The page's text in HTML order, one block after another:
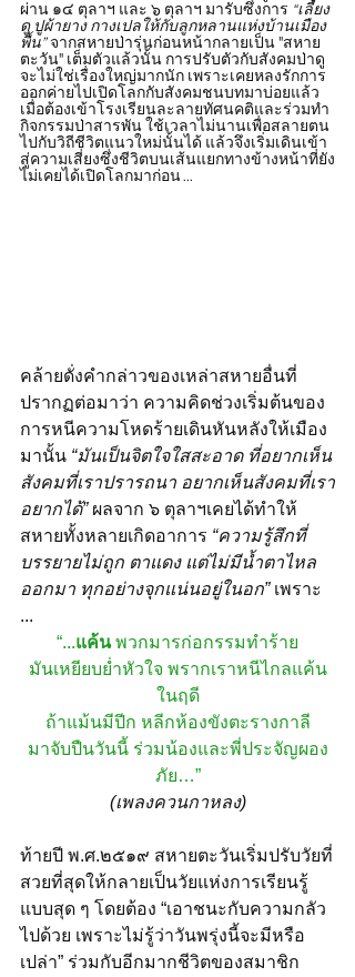
ผ่าน ๑๔ ตุลาฯ และ ๖ ตุลาฯ มารับซึ่งการ “เลี้ยง
ดู ปูผ้ายาง กางเปลให้กับลูกหลานแห่งบ้านเมือง
พื้น” จากสหายป่ารุ่นก่อนหน้ากลายเป็น "สหาย
ตะวัน" เต็มตัวแล้วนั้น การปรับตัวกับสังคมป่าดู
จะไม่ใช่เรื่องใหญ่มากนัก เพราะเคยหลงรักการ
ออกค่ายไปเปิดโลกกับสังคมชนบทมาบ่อยแล้ว
เมื่อต้องเข้าโรงเรียนละลายทัศนคติและร่วมทำ
กิจกรรมป่าสารพัน ใช้เวลาไม่นานเพื่อสลายตน
ไปกับวิถีชีวิตแนวใหม่นั้นได้ แล้วจึงเริ่มเดินเข้า
สู่ความเสี่ยงซึ่งชีวิตบนเส้นแยกทางข้างหน้าที่ยัง
ไม่เคยได้เปิดโลกมาก่อน ...
คล้ายดั่งคำกล่าวของเหล่าสหายอื่นที่
ปรากฏต่อมาว่า ความคิดช่วงเริ่มต้นของ
การหนีความโหดร้ายเดินหันหลังให้เมือง
มานั้น “มันเป็นจิตใจใสสะอาด ที่อยากเห็น
สังคมที่เราปรารถนา อยากเห็นสังคมที่เรา
อยากได้” ผลจาก ๖ ตุลาฯเคยได้ทำให้
สหายทั้งหลายเกิดอาการ “ความรู้สึกที่
บรรยายไม่ถูก ตาแดง แต่ไม่มีน้ำตาไหล
ออกมา ทุกอย่างจุกแน่นอยู่ในอก” เพราะ
...
“...แค้น พวกมารก่อกรรมทำร้าย
มันเหยียบย่ำหัวใจ พรากเราหนีไกลแค้น
ในฤดี
ถ้าแม้นมีปีก หลีกห้องขังตะรางกาลี
มาจับปืนวันนี้ ร่วมน้องและพี่ประจัญผอง
ภัย…”
(เพลงควนกาหลง)
ท้ายปี พ.ศ.๒๕๑๙ สหายตะวันเริ่มปรับวัยที่
สวยที่สุดให้กลายเป็นวัยแห่งการเรียนรู้
แบบสุด ๆ โดยต้อง “เอาชนะกับความกลัว
ไปด้วย เพราะไม่รู้ว่าวันพรุ่งนี้จะมีหรือ
เปล่า” ร่วมกับอีกมากชีวิตของสมาชิก